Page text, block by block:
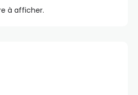
à afficher.